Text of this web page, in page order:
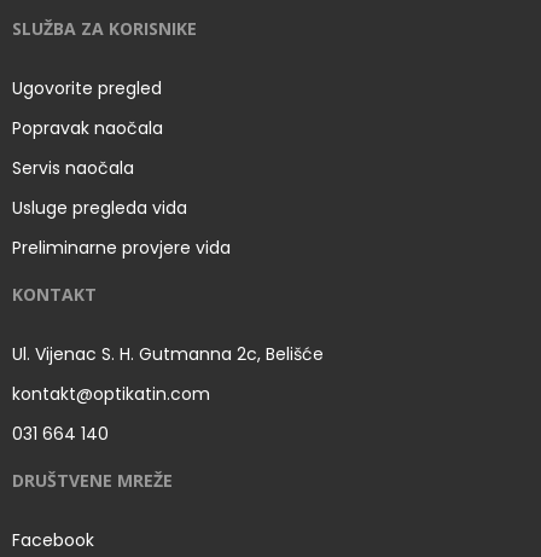
SLUŽBA ZA KORISNIKE
Ugovorite pregled
Popravak naočala
Servis naočala
Usluge pregleda vida
Preliminarne provjere vida
KONTAKT
Ul. Vijenac S. H. Gutmanna 2c, Belišće
kontakt@optikatin.com
031 664 140
DRUŠTVENE MREŽE
Facebook